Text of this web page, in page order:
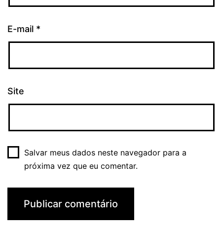
E-mail *
Site
Salvar meus dados neste navegador para a
próxima vez que eu comentar.